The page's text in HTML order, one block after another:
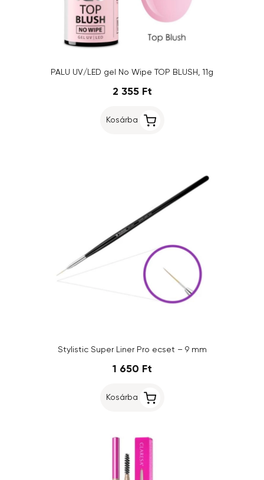
PALU UV/LED gel No Wipe TOP BLUSH, 11g
2 355 Ft
Kosárba
Stylistic Super Liner Pro ecset – 9 mm
1 650 Ft
Kosárba